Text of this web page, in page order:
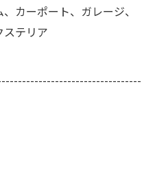
カーポート、ガレージ、
ステリア